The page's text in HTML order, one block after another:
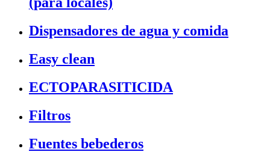
Dispensadores de agua y comida
Easy clean
ECTOPARASITICIDA
Filtros
Fuentes bebederos